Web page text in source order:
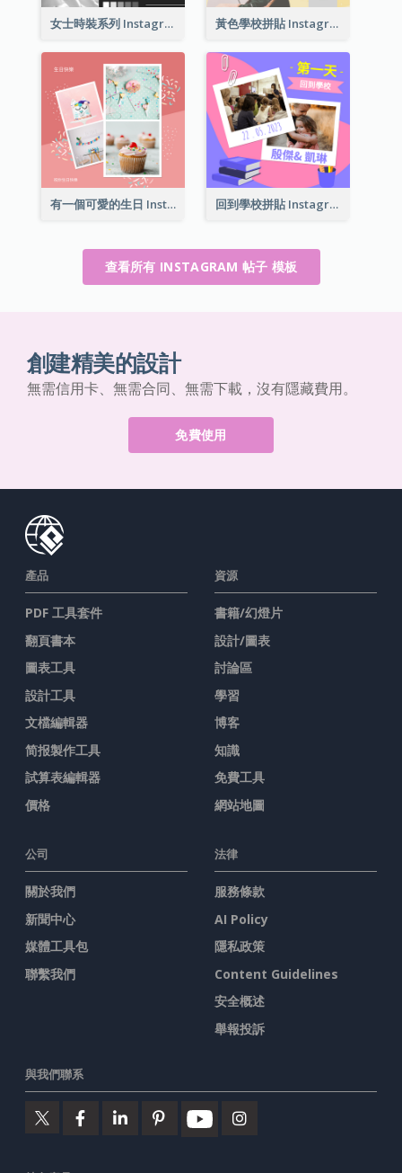
女士時裝系列 Instagram 帖子 黃色學校拼貼 Instagram 帖子
有一個可愛的生日 Instagram 帖子 回到學校拼貼 Instagram 帖子
查看所有 INSTAGRAM 帖子 模板
創建精美的設計
無需信用卡、無需合同、無需下載，沒有隱藏費用。
免費使用
產品
PDF 工具套件
翻頁書本
圖表工具
設計工具
文檔編輯器
简报製作工具
試算表編輯器
價格
資源
書籍/幻燈片
設計/圖表
討論區
學習
博客
知識
免費工具
網站地圖
公司
關於我們
新聞中心
媒體工具包
聯繫我們
法律
服務條款
AI Policy
隱私政策
Content Guidelines
安全概述
舉報投訴
與我們聯系